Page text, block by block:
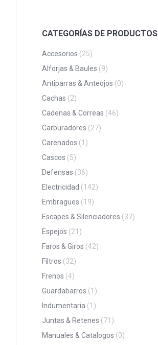
CATEGORÍAS DE PRODUCTOS
Accesorios (25)
Alforjas & Baules (9)
Antiparras & Anteojos (0)
Cachas (2)
Cadenas & Correas (46)
Carburadores (27)
Carenados (1)
Cascos (5)
Defensas (36)
Electricidad (142)
Embragues (19)
Escapes & Silenciadores (37)
Espejos (21)
Faros & Giros (42)
Filtros (32)
Frenos (4)
Guardabarros (1)
Indumentaria (1)
Juntas & Retenes (71)
Manuales & Catalogos (0)